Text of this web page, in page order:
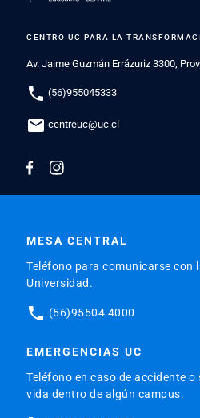
CENTRO UC PARA LA
Av. Jaime Guzmán Errázuriz 3300,
phone (56)955045333
mail centreuc@uc.cl
MESA CENTRAL
Teléfono para comunicarse con
Universidad.
phone (56)95504 4000
EMERGENCIAS UC
Teléfono en caso de accidente
vida dentro de algún campus.